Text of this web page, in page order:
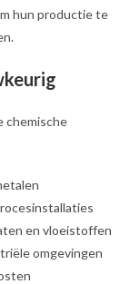
hun productie te
chemische
en vloeistoffen
omgevingen